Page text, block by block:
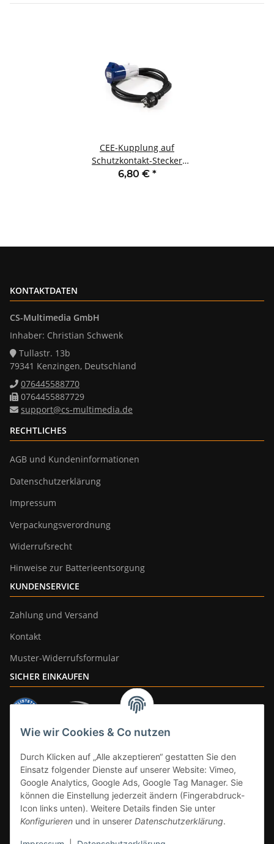
Wie wir Cookies & Co nutzen
Durch Klicken auf „Alle akzeptieren“ gestatten Sie den
Einsatz folgender Dienste auf unserer Website: Vimeo,
Google Analytics, Google Ads, Google Tag Manager. Sie
können die Einstellung jederzeit ändern (Fingerabdruck-
Icon links unten). Weitere Details finden Sie unter
Konfigurieren und in unserer Datenschutzerklärung.
CEE-Kupplung auf
Schutzkontakt-Stecker
McPower 1,5m H07RNG
6,80 € *
KONTAKTDATEN
CS-Multimedia GmbH
Inhaber: Christian Schwenk
Tullastr. 13b
79341 Kenzingen, Deutschland
076445588770
0764455887729
support@cs-multimedia.de
RECHTLICHES
AGB und Kundeninformationen
Datenschutzerklärung
Impressum
Verpackungsverordnung
Widerrufsrecht
Hinweise zur Batterieentsorgung
KUNDENSERVICE
Zahlung und Versand
Kontakt
Muster-Widerrufsformular
SICHER EINKAUFEN